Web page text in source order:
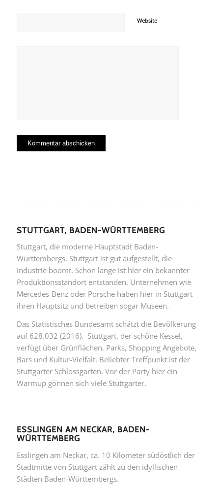
Website
STUTTGART, BADEN-WÜRTTEMBERG
Stuttgart, die moderne Hauptstadt Baden-
Württembergs. Stuttgart ist gut aufgestellt, die
Industrie boomt. Schon lange ist hier ein bekannter
Produktionsstandort entstanden, Unternehmen wie
Mercedes-Benz oder Porsche haben hier in Stuttgart
ihren Hauptsitz und betreiben sogar Museen.
Das Statistisches Bundesamt schätzt die Bevölkerung
auf 628.032 (2016). Stuttgart, der schöne Kessel,
verfügt über Grünflächen, Parks, Shopping Angebote,
Bars und Kultur-Vielfalt. Beliebter Treffpunkt ist der
Stuttgarter Schlossgarten. Vor der Party hier ein
Warmup gönnen sich viele Stuttgarter.
ESSLINGEN AM NECKAR, BADEN-
WÜRTTEMBERG
Esslingen am Neckar, ca. 10 Kilometer südöstlich der
Stadtmitte von Stuttgart zählt zu den idyllischen
Städten Baden-Württembergs.